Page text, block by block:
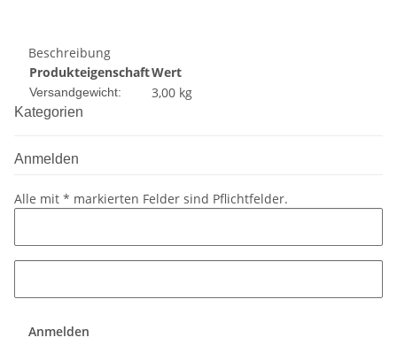
Beschreibung
ProdukteigenschaftWert
Versandgewicht: 3,00 kg
Kategorien
Anmelden
Alle mit * markierten Felder sind Pflichtfelder.
Anmelden